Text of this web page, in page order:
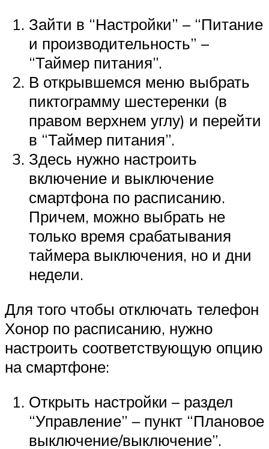
Зайти в “Настройки” – “Питание
и производительность” –
“Таймер питания”.
В открывшемся меню выбрать
пиктограмму шестеренки (в
правом верхнем углу) и перейти
в “Таймер питания”.
Здесь нужно настроить
включение и выключение
смартфона по расписанию.
Причем, можно выбрать не
только время срабатывания
таймера выключения, но и дни
недели.
Для того чтобы отключать телефон
Хонор по расписанию, нужно
настроить соответствующую опцию
на смартфоне:
Открыть настройки – раздел
“Управление” – пункт “Плановое
выключение/выключение”.